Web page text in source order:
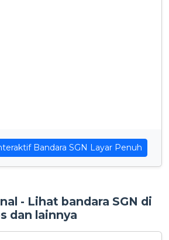
Bandara SGN Layar Penuh
- Lihat bandara SGN di
dan lainnya